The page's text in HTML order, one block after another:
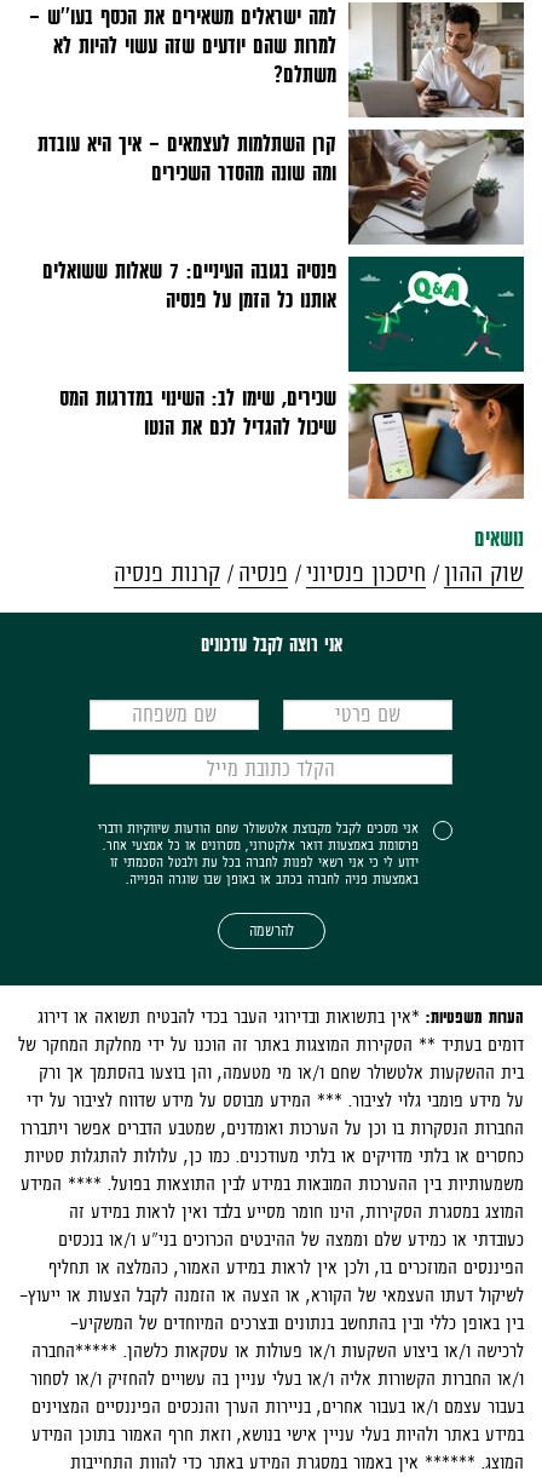
למה ישראלים משאירים את הכסף בעו''ש –
למרות שהם יודעים שזה עשוי להיות לא
משתלם?
קרן השתלמות לעצמאים - איך היא עובדת
ומה שונה מהסדר השכירים
פנסיה בגובה העיניים: 7 שאלות ששואלים
אותנו כל הזמן על פנסיה
שכירים, שימו לב: השינוי במדרגות המס
שיכול להגדיל לכם את הנטו
נושאים
שוק ההון
חיסכון פנסיוני פנסיה קרנות פנסיה
אני רוצה לקבל עדכונים
אני מסכים לקבל מקבוצת אלטשולר שחם הודעות שיווקיות ודברי
פרסומת באמצעות דואר אלקטרוני, מסרונים או כל אמצעי אחר.
ידוע לי כי אני רשאי לפנות לחברה בכל עת ולבטל הסכמתי זו
באמצעות פניה לחברה בכתב או באופן שבו שוגרה הפנייה.
להרשמה
הערות משפטיות: *אין בתשואות ובדירוגי העבר בכדי להבטיח תשואה או דירוג
דומים בעתיד ** הסקירות המוצגות באתר זה הוכנו על ידי מחלקת המחקר של
בית ההשקעות אלטשולר שחם ו/או מי מטעמה, והן בוצעו בהסתמך אך ורק
על מידע פומבי גלוי לציבור. *** המידע מבוסס על מידע שדווח לציבור על ידי
החברות הנסקרות בו וכן על הערכות ואומדנים, שמטבע הדברים אפשר ויתבררו
כחסרים או בלתי מדויקים או בלתי מעודכנים. כמו כן, עלולות להתגלות סטיות
משמעותיות בין ההערכות המובאות במידע לבין התוצאות בפועל. **** המידע
המוצג במסגרת הסקירות, הינו חומר מסייע בלבד ואין לראות במידע זה
כעובדתי או כמידע שלם וממצה של ההיבטים הכרוכים בני"ע ו/או בנכסים
הפיננסים המוזכרים בו, ולכן אין לראות במידע האמור, כהמלצה או תחליף
לשיקול דעתו העצמאי של הקורא, או הצעה או הזמנה לקבל הצעות או ייעוץ-
בין באופן כללי ובין בהתחשב בנתונים ובצרכים המיוחדים של המשקיע-
לרכישה ו/או ביצוע השקעות ו/או פעולות או עסקאות כלשהן. *****החברה
ו/או החברות הקשורות אליה ו/או בעלי עניין בה עשויים להחזיק ו/או לסחור
בעבור עצמם ו/או בעבור אחרים, בניירות הערך והנכסים הפיננסיים המצוינים
במידע באתר ולהיות בעלי עניין אישי בנושא, וזאת חרף האמור בתוכן המידע
המוצג. ****** אין באמור במסגרת המידע באתר כדי להוות התחייבות